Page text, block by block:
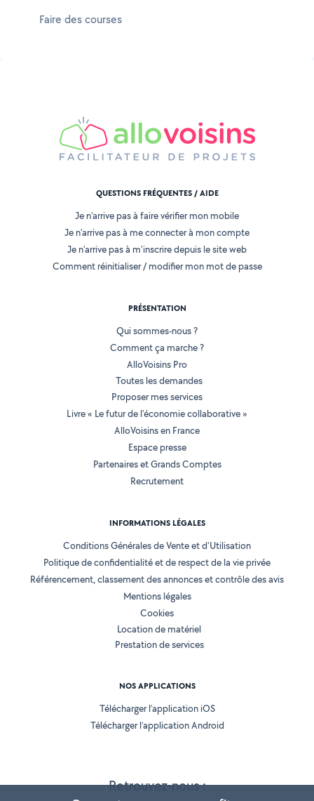
Faire des courses
Retrouvez-nous :
QUESTIONS FRÉQUENTES / AIDE
Je n'arrive pas à faire vérifier mon mobile
Je n'arrive pas à me connecter à mon compte
Je n'arrive pas à m'inscrire depuis le site web
Comment réinitialiser / modifier mon mot de passe
PRÉSENTATION
Qui sommes-nous ?
Comment ça marche ?
AlloVoisins Pro
Toutes les demandes
Proposer mes services
Livre « Le futur de l'économie collaborative »
AlloVoisins en France
Espace presse
Partenaires et Grands Comptes
Recrutement
INFORMATIONS LÉGALES
Conditions Générales de Vente et d'Utilisation
Politique de confidentialité et de respect de la vie privée
Référencement, classement des annonces et contrôle des avis
Mentions légales
Cookies
Location de matériel
Prestation de services
NOS APPLICATIONS
Télécharger l’application iOS
Télécharger l’application Android